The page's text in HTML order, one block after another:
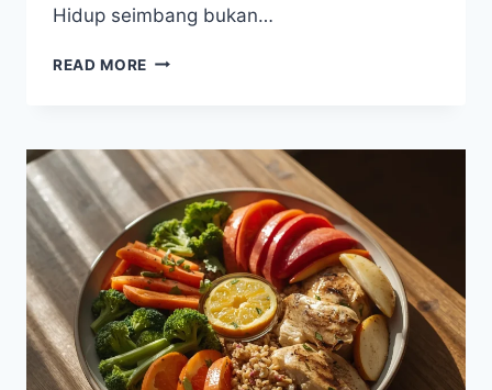
Hidup seimbang bukan…
READ MORE RAHASIA
DI
ERA
SERBA
CEPAT